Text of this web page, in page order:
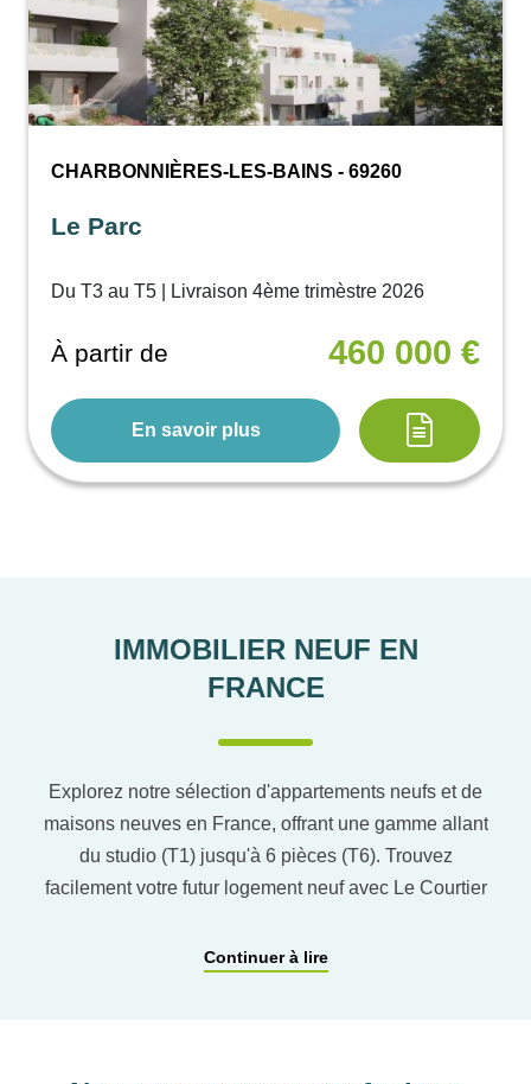
CHARBONNIÈRES-LES-BAINS - 69260
Le Parc
Du T3 au T5 | Livraison 4ème trimèstre 2026
À partir de 460 000 €
En savoir plus
IMMOBILIER NEUF EN
FRANCE
Explorez notre sélection d'appartements neufs et de
maisons neuves en France, offrant une gamme allant
du studio (T1) jusqu'à 6 pièces (T6). Trouvez
facilement votre futur logement neuf avec Le Courtier
pour affiner vos critères. Vous pourrez également
Continuer à lire